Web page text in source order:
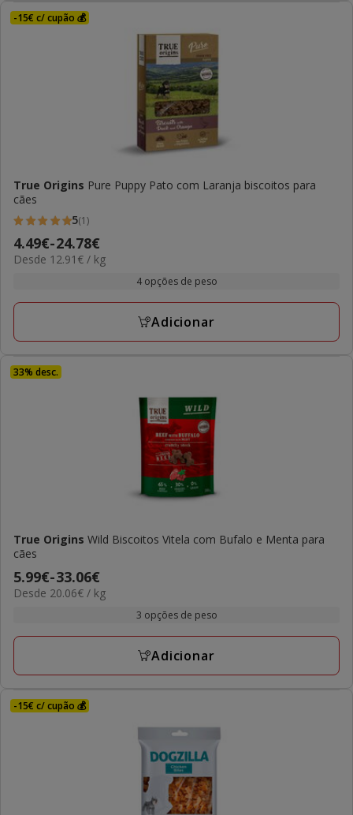
-15€ c/ cupão 💰
True Origins Pure Puppy Pato com Laranja biscoitos para
cães
5
estrelas
com
avaliações
5(1)
Preço
de
a
4.49€-24.78€
12.91€
Desde 12.91€ / kg
4 opções de peso
Adicionar
33% desc.
True Origins Wild Biscoitos Vitela com Bufalo e Menta para
cães
Preço
de
a
5.99€-33.06€
20.06€
Desde 20.06€ / kg
3 opções de peso
Adicionar
-15€ c/ cupão 💰